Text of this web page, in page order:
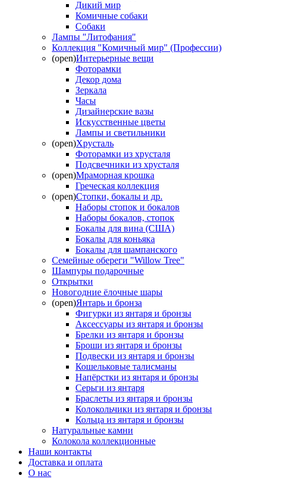
Дикий мир
Комичные собаки
Собаки
Лампы "Литофания"
Коллекция "Комичный мир" (Профессии)
(open)Интерьерные вещи
Фоторамки
Декор дома
Зеркала
Часы
Дизайнерские вазы
Искусственные цветы
Лампы и светильники
(open)Хрусталь
Фоторамки из хрусталя
Подсвечники из хрусталя
(open)Мраморная крошка
Греческая коллекция
(open)Стопки, бокалы и др.
Наборы стопок и бокалов
Наборы бокалов, стопок
Бокалы для вина (США)
Бокалы для коньяка
Бокалы для шампанского
Семейные обереги "Willow Tree"
Шампуры подарочные
Открытки
Новогодние ёлочные шары
(open)Янтарь и бронза
Фигурки из янтаря и бронзы
Аксессуары из янтаря и бронзы
Брелки из янтаря и бронзы
Броши из янтаря и бронзы
Подвески из янтаря и бронзы
Кошельковые талисманы
Напёрстки из янтаря и бронзы
Серьги из янтаря
Браслеты из янтаря и бронзы
Колокольчики из янтаря и бронзы
Кольца из янтаря и бронзы
Натуральные камни
Колокола коллекционные
Наши контакты
Доставка и оплата
О нас